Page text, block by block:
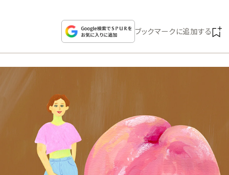
COLLECTION
WEDDING
FORTUNE
MAGAZINE
ブックマークに追加する